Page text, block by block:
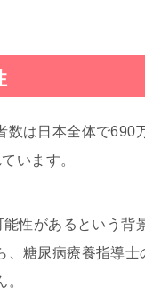
数は日本全体で
います。
性があるという背
糖尿病療養指導